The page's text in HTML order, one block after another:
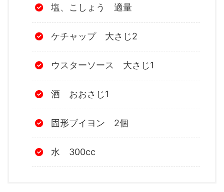
塩、こしょう 適量
ケチャップ 大さじ2
ウスターソース 大さじ1
酒 おおさじ1
固形ブイヨン 2個
水 300cc